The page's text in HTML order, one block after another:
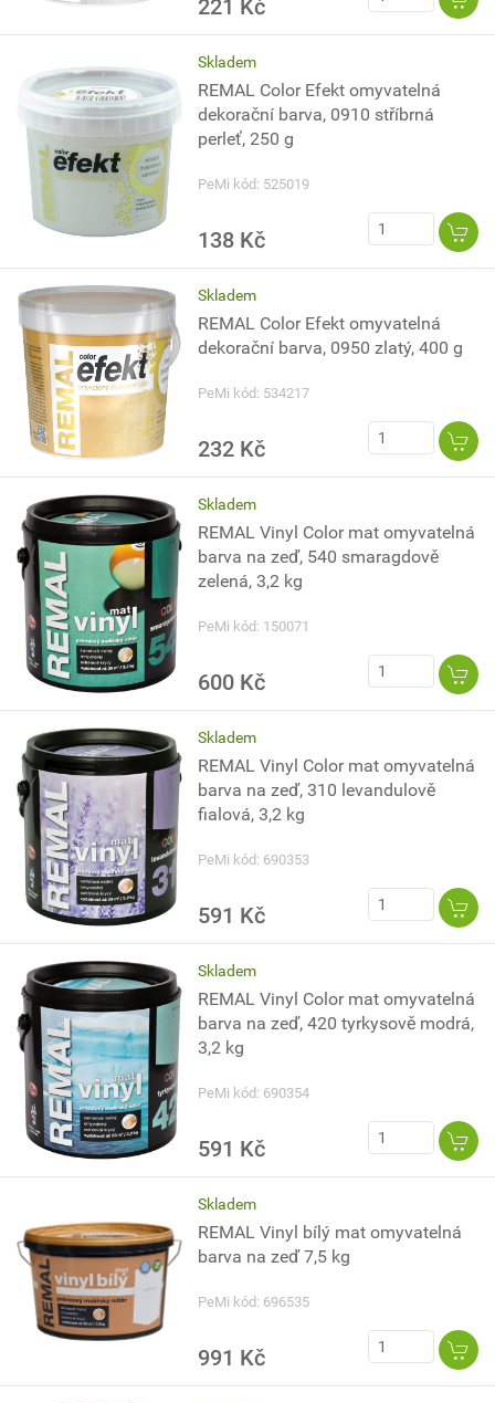
221 Kč
Skladem
REMAL Color Efekt omyvatelná
dekorační barva, 0910 stříbrná
perleť, 250 g
PeMi kód: 525019
138 Kč
Skladem
REMAL Color Efekt omyvatelná
dekorační barva, 0950 zlatý, 400 g
PeMi kód: 534217
232 Kč
Skladem
REMAL Vinyl Color mat omyvatelná
barva na zeď, 540 smaragdově
zelená, 3,2 kg
PeMi kód: 150071
600 Kč
Skladem
REMAL Vinyl Color mat omyvatelná
barva na zeď, 310 levandulově
fialová, 3,2 kg
PeMi kód: 690353
591 Kč
Skladem
REMAL Vinyl Color mat omyvatelná
barva na zeď, 420 tyrkysově modrá,
3,2 kg
PeMi kód: 690354
591 Kč
Skladem
REMAL Vinyl bílý mat omyvatelná
barva na zeď 7,5 kg
PeMi kód: 696535
991 Kč